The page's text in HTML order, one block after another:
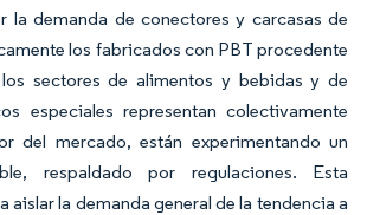
la demanda de conectores y carcasas de
los fabricados con PBT procedente
sectores de alimentos y bebidas y de
especiales representan colectivamente
del mercado, están experimentando un
respaldado por regulaciones. Esta
aislar la demanda general de la tendencia a